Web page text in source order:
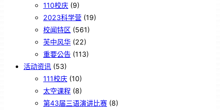
110校庆 (9)
2023科学营 (19)
校闻特区 (561)
芙中风华 (22)
重要公告 (113)
活动资讯 (53)
111校庆 (10)
太空课程 (8)
第43届三语演讲比赛 (8)